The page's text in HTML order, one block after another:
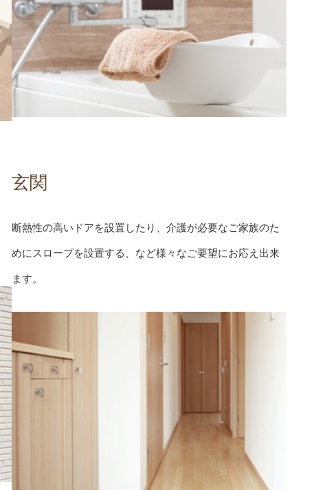
玄関
断熱性の高いドアを設置したり、介護が必要なご家族のた
めにスロープを設置する、など様々なご要望にお応え出来
ます。